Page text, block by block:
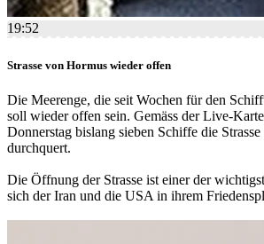
19:52
Strasse von Hormus wieder offen
Die Meerenge, die seit Wochen für den
soll wieder offen sein. Gemäss der Live-
Donnerstag bislang sieben Schiffe die
durchquert.
Die Öffnung der Strasse ist einer der
sich der Iran und die USA in ihrem